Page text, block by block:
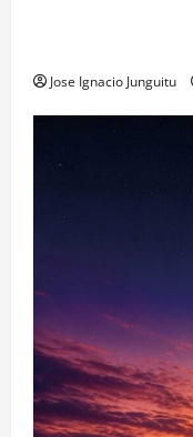
Jose Ignacio Junguitu